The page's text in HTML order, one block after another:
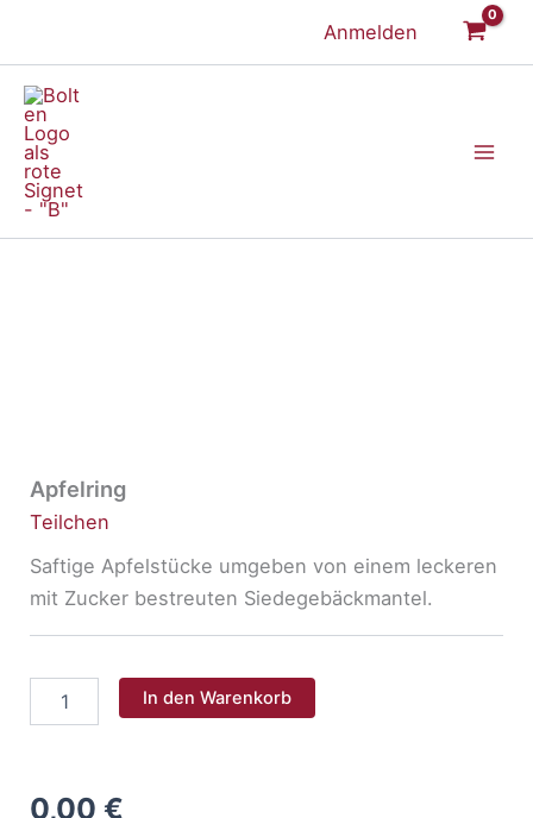
Anmelden
Apfelring
Teilchen
Saftige Apfelstücke umgeben von einem leckeren
mit Zucker bestreuten Siedegebäckmantel.
Menge
In den Warenkorb
0,00€